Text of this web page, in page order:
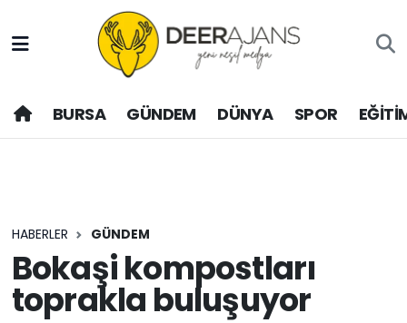
BURSA GÜNDEM DÜNYA SPOR
HABERLER GÜNDEM
Bokaşi kompostları
toprakla buluşuyor
Hava Durumu
Trafik Durumu
Son Dakika Haberleri
Haber Arşivi